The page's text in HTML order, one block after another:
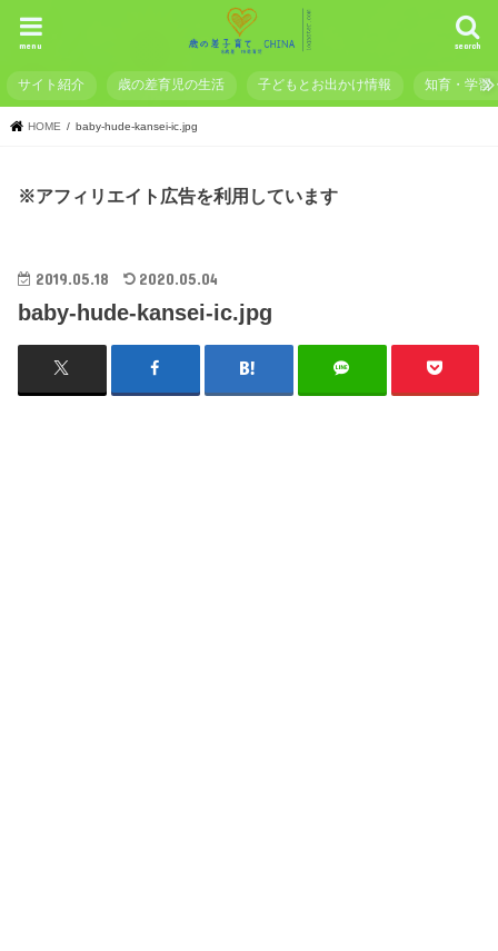
search
menu
サイト紹介 歳の差育児の生活 子どもとお出かけ情報 知育・学習
HOME baby-hude-kansei-ic.jpg
※アフィリエイト広告を利用しています
2019.05.18 2020.05.04
baby-hude-kansei-ic.jpg